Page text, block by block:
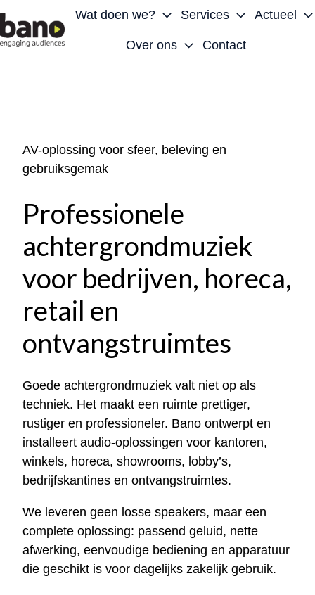
Wat doen we? Services Actueel
Over ons Contact
AV-oplossing voor sfeer, beleving en
gebruiksgemak
Professionele
achtergrondmuziek
voor bedrijven, horeca,
retail en
ontvangstruimtes
Goede achtergrondmuziek valt niet op als
techniek. Het maakt een ruimte prettiger,
rustiger en professioneler. Bano ontwerpt en
installeert audio-oplossingen voor kantoren,
winkels, horeca, showrooms, lobby’s,
bedrijfskantines en ontvangstruimtes.
We leveren geen losse speakers, maar een
complete oplossing: passend geluid, nette
afwerking, eenvoudige bediening en apparatuur
die geschikt is voor dagelijks zakelijk gebruik.